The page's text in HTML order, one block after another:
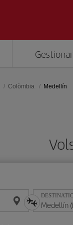
Colòmbia Medellín